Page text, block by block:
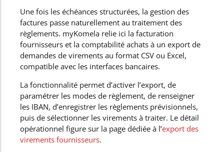
Une fois les échéances structurées, la gestion des
factures passe naturellement au traitement des
règlements. myKomela relie ici la facturation
fournisseurs et la comptabilité achats à un export de
demandes de virements au format CSV ou Excel,
compatible avec les interfaces bancaires.
La fonctionnalité permet d’activer l’export, de
paramétrer les modes de règlement, de renseigner
les IBAN, d’enregistrer les règlements prévisionnels,
puis de sélectionner les virements à traiter. Le détail
opérationnel figure sur la page dédiée à l’export des
virements fournisseurs.